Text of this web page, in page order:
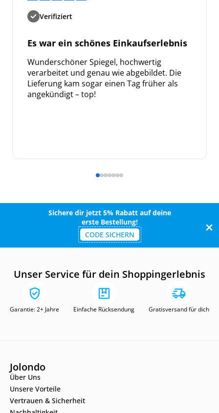
Verifiziert
Es war ein schönes Einkaufserlebnis
Wunderschöner Spiegel, hochwertig
verarbeitet und genau wie abgebildet. Die
Lieferung kam sogar einen Tag früher als
angekündigt – top!
Sichere dir jetzt 5% Rabatt auf deine
erste Bestellung!
CODE SICHERN
Unser Service für dein Shoppingerlebnis
Garantie: 2+ Jahre Einfache Rücksendung Gratisversand für dich
Jolondo
Über Uns
Unsere Vorteile
Vertrauen & Sicherheit